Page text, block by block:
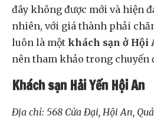
đây không được mới và hiện
nhiên, với giá thành phải
luôn là một khách sạn ở Hội
nên tham khảo trong chuyến
Khách sạn Hải Yến Hội An
Địa chỉ: 568 Cửa Đại, Hội An,